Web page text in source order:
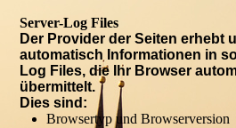
Server-Log Files
Der Provider der Seiten erhebt
automatisch Informationen in
Log Files, die Ihr Browser
übermittelt.
Dies sind:
Browsertyp und Browserversion